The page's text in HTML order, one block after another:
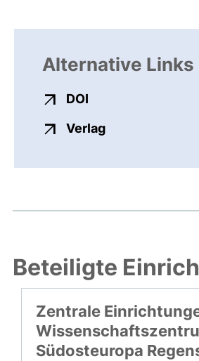
Alternative
DOI
Verlagexterner Link,
Beteiligte
Zentrale
Südosteuropa